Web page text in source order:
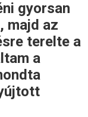
gyorsan
majd az
terelte a
a